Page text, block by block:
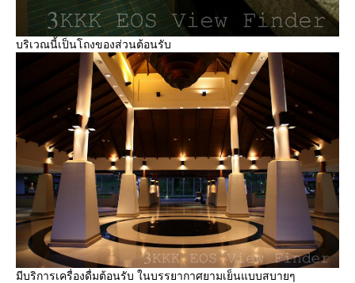
บริเวณนี้เป็นโถงของส่วนต้อนรับ
มีบริการเครื่องดื่มต้อนรับ ในบรรยากาศยามเย็นแบบสบายๆ